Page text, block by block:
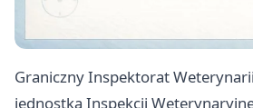
Graniczny Inspektorat
jednostka Inspekcji